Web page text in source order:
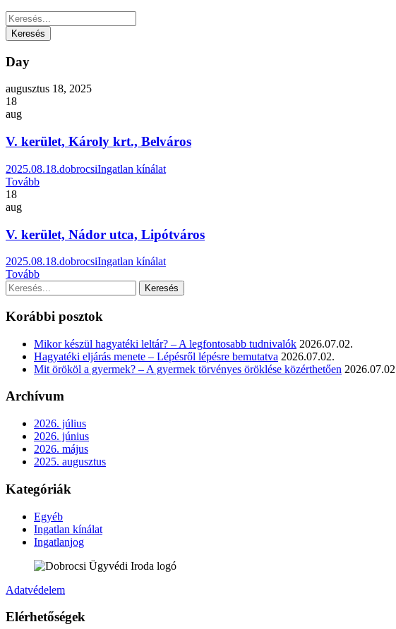
Day
augusztus 18, 2025
18
aug
V. kerület, Károly krt., Belváros
2025.08.18.dobrocsiIngatlan kínálat
Tovább
18
aug
V. kerület, Nádor utca, Lipótváros
2025.08.18.dobrocsiIngatlan kínálat
Tovább
Korábbi posztok
Mikor készül hagyatéki leltár? – A legfontosabb tudnivalók 2026.07.02.
Hagyatéki eljárás menete – Lépésről lépésre bemutatva 2026.07.02.
Mit örököl a gyermek? – A gyermek törvényes öröklése közérthetően
Archívum
2026. július
2026. június
2026. május
2025. augusztus
Kategóriák
Egyéb
Ingatlan kínálat
Ingatlanjog
Adatvédelem
Elérhetőségek